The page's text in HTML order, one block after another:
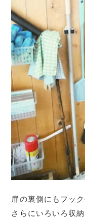
扉の裏側にもフッ
さらにいろいろ収